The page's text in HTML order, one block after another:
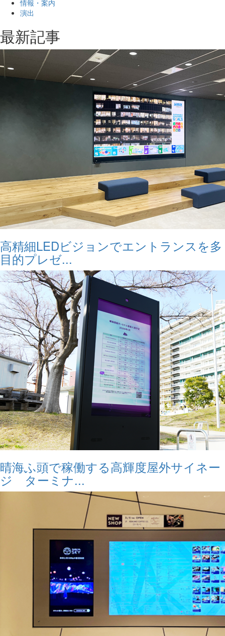
情報・案内
演出
最新記事
高精細LEDビジョンでエントランスを多
目的プレゼ...
晴海ふ頭で稼働する高輝度屋外サイネー
ジ ターミナ...